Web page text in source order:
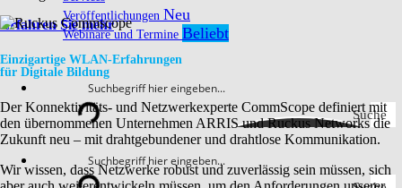
Veröffentlichungen
Webinare und Termine
Suche
Erfahren Sie mehr
Einzigartige WLAN-Erfahrungen
für Digitale Bildung
Der Konnektivitäts- und Netzwerkexperte CommScope definiert mit
den übernommenen Unternehmen ARRIS und Ruckus Networks die
Zukunft neu – mit drahtgebundener und drahtlose Kommunikation.
Wir wissen, dass Netzwerke robust und zuverlässig sein müssen, sich